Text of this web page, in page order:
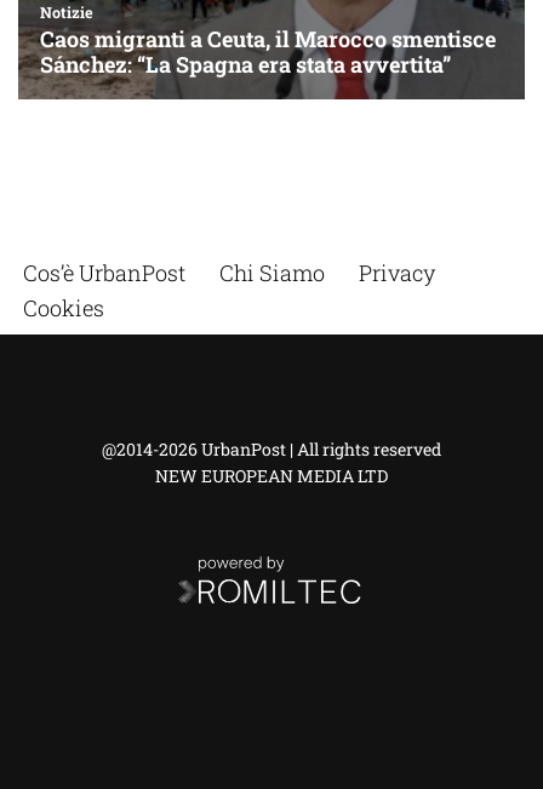
Cos’è UrbanPost Chi Siamo
Privacy
Cookies
@2014-2026 UrbanPost | All rights reserved
NEW EUROPEAN MEDIA LTD